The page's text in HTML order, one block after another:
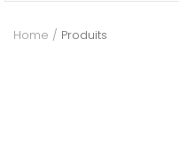
MEUBLEZ
Home Produits